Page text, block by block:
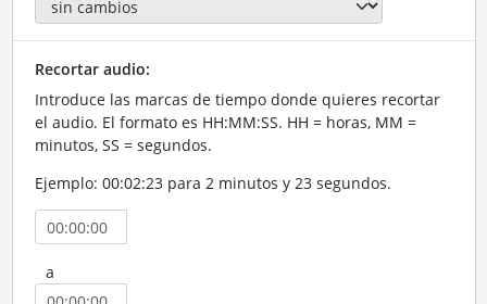
Recortar audio:
Introduce las marcas de tiempo donde quieres recortar
el audio. El formato es HH:MM:SS. HH = horas, MM =
minutos, SS = segundos.
Ejemplo: 00:02:23 para 2 minutos y 23 segundos.
a